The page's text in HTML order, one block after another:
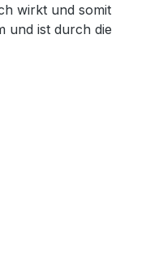
wirkt und somit
und ist durch die